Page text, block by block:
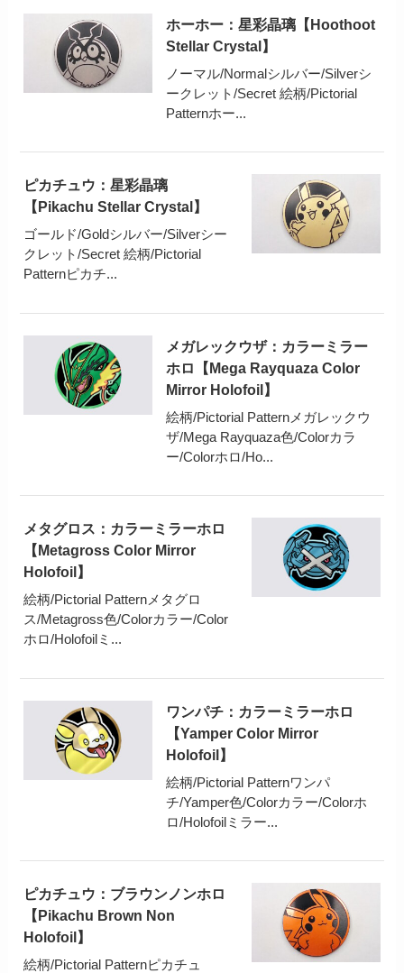
ホーホー：星彩晶璃【Hoothoot
Stellar Crystal】
ノーマル/Normalシルバー/Silverシ
ークレット/Secret 絵柄/Pictorial
Patternホー...
ピカチュウ：星彩晶璃
【Pikachu Stellar Crystal】
ゴールド/Goldシルバー/Silverシー
クレット/Secret 絵柄/Pictorial
Patternピカチ...
メガレックウザ：カラーミラー
ホロ【Mega Rayquaza Color
Mirror Holofoil】
絵柄/Pictorial Patternメガレックウ
ザ/Mega Rayquaza色/Colorカラ
ー/Colorホロ/Ho...
メタグロス：カラーミラーホロ
【Metagross Color Mirror
Holofoil】
絵柄/Pictorial Patternメタグロ
ス/Metagross色/Colorカラー/Color
ホロ/Holofoilミ...
ワンパチ：カラーミラーホロ
【Yamper Color Mirror
Holofoil】
絵柄/Pictorial Patternワンパ
チ/Yamper色/Colorカラー/Colorホ
ロ/Holofoilミラー...
ピカチュウ：ブラウンノンホロ
【Pikachu Brown Non
Holofoil】
絵柄/Pictorial Patternピカチュ